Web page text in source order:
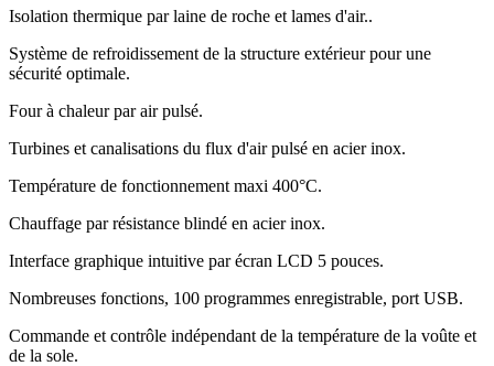
Isolation thermique par laine de roche et lames d'air..
Système de refroidissement de la structure extérieur pour une
sécurité optimale.
Four à chaleur par air pulsé.
Turbines et canalisations du flux d'air pulsé en acier inox.
Température de fonctionnement maxi 400°C.
Chauffage par résistance blindé en acier inox.
Interface graphique intuitive par écran LCD 5 pouces.
Nombreuses fonctions, 100 programmes enregistrable, port USB.
Commande et contrôle indépendant de la température de la voûte et
de la sole.